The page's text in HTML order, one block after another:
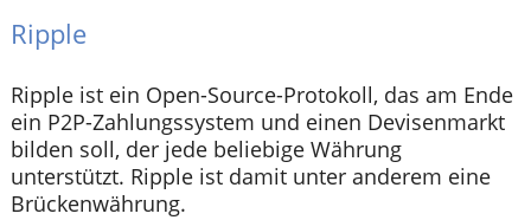
Ripple
Ripple ist ein Open-Source-Protokoll, das am Ende
ein P2P-Zahlungssystem und einen Devisenmarkt
bilden soll, der jede beliebige Währung
unterstützt. Ripple ist damit unter anderem eine
Brückenwährung.